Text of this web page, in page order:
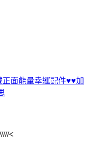
正面能量幸運配件♥♥加
<